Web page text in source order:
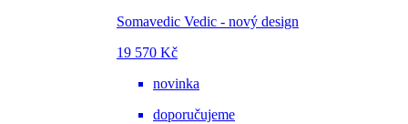
Somavedic Vedic - nový design
19 570 Kč
novinka
doporučujeme